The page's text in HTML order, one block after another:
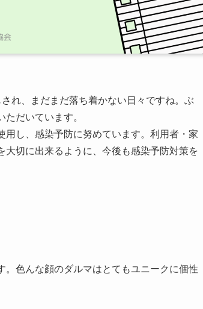
れ、まだまだ落ち着かない日々ですね。ぶ
だいています。
用し、感染予防に努めています。利用者・家
切に出来るように、今後も感染予防対策を
色んな顔のダルマはとてもユニークに個性